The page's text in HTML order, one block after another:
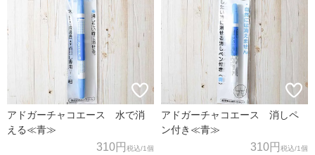
アドガーチャコエース 水で消
える≪青≫
310円 税込/1個
アドガーチャコエース 消しペ
ン付き≪青≫
310円 税込/1個